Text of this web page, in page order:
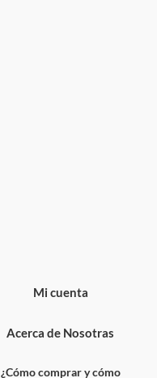
Mi cuenta
Acerca de Nosotras
¿Cómo comprar y cómo